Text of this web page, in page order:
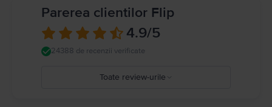
Parerea clientilor Flip
4.9/5
24388 de recenzii verificate
Toate review-urile